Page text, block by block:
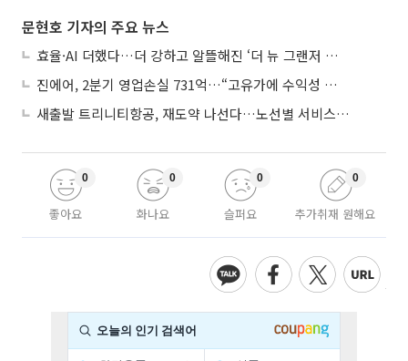
문현호 기자의 주요 뉴스
효율·AI 더했다…더 강하고 알뜰해진 ‘더 뉴 그랜저 하이브리드’
진에어, 2분기 영업손실 731억…“고유가에 수익성 악화”
새출발 트리니티항공, 재도약 나선다…노선별 서비스 차별화
좋아요
0
화나요
0
슬퍼요
0
추가취재 원해요
0